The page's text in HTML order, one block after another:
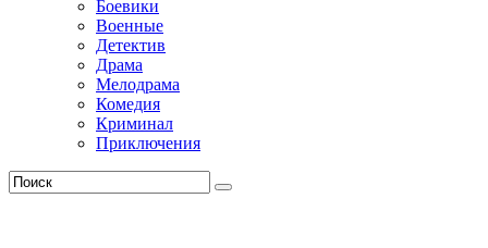
Боевики
Военные
Детектив
Драма
Мелодрама
Комедия
Криминал
Приключения